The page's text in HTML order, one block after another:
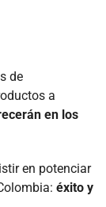
de
a
en los
en potenciar
éxito y